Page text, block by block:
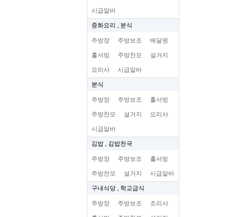
시급알바
중화요리 , 분식
주방장 주방보조 배달원
홀서빙 주방찬모 설거지
요리사 시급알바
분식
주방장 주방보조 홀서빙
주방찬모 설거지 요리사
시급알바
김밥 , 김밥천국
주방장 주방보조 홀서빙
주방찬모 설거지 시급알바
구내식당 , 학교급식
주방장 주방보조 조리사